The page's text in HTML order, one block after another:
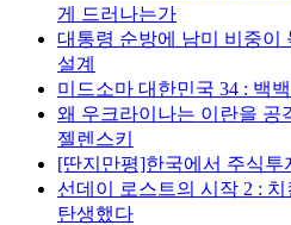
게 드러나는가
대통령 순방에 남미 비중이
설계
미드소마 대한민국 34 : 백
왜 우크라이나는 이란을 공
젤렌스키
[딴지만평]한국에서 주식투
선데이 로스트의 시작 2 :
탄생했다